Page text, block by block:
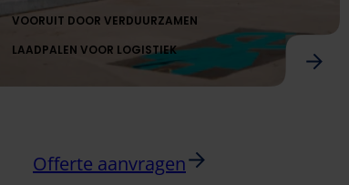
VOORUIT DOOR VERDUURZAMEN
LAADPALEN VOOR LOGISTIEK
Offerte aanvragen